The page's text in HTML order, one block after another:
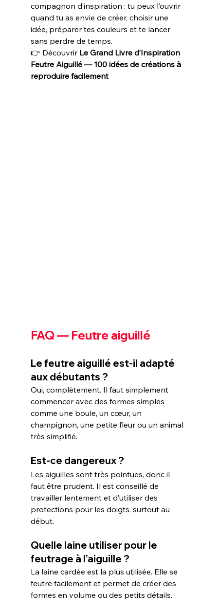
compagnon d’inspiration : tu peux l’ouvrir
quand tu as envie de créer, choisir une
idée, préparer tes couleurs et te lancer
sans perdre de temps.
👉 Découvrir Le Grand Livre d’Inspiration
Feutre Aiguillé — 100 idées de créations à
reproduire facilement
FAQ — Feutre aiguillé
Le feutre aiguillé est-il adapté
aux débutants ?
Oui, complètement. Il faut simplement
commencer avec des formes simples
comme une boule, un cœur, un
champignon, une petite fleur ou un animal
très simplifié.
Est-ce dangereux ?
Les aiguilles sont très pointues, donc il
faut être prudent. Il est conseillé de
travailler lentement et d’utiliser des
protections pour les doigts, surtout au
début.
Quelle laine utiliser pour le
feutrage à l’aiguille ?
La laine cardée est la plus utilisée. Elle se
feutre facilement et permet de créer des
formes en volume ou des petits détails.